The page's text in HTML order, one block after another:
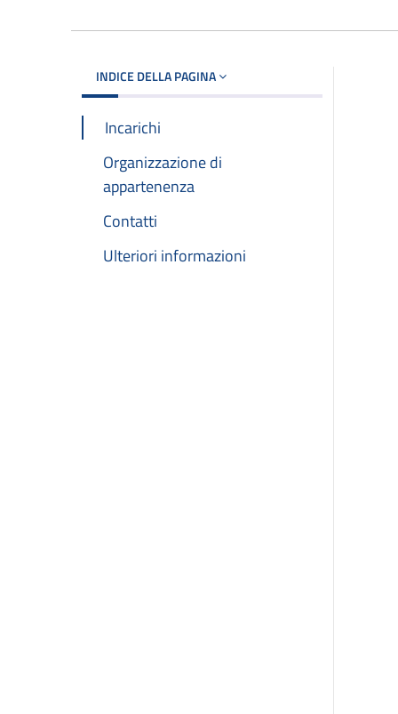
INDICE DELLA PAGINA
Incarichi
Organizzazione di
appartenenza
Contatti
Ulteriori informazioni